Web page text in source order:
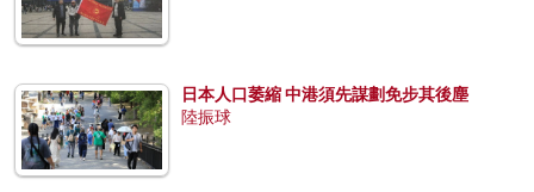
日本人口萎縮 中港須先謀劃免步其後塵
陸振球